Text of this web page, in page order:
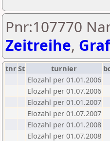
Pnr:107770
Zeitreihe,
tnrSt turnier
Elozahl per 01.01.2006
Elozahl per 01.07.2006
Elozahl per 01.01.2007
Elozahl per 01.07.2007
Elozahl per 01.01.2008
Elozahl per 01.07.2008